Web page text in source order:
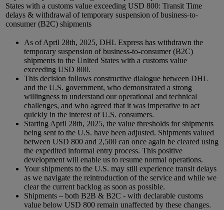
States with a customs value exceeding USD 800: Transit Time
delays & withdrawal of temporary suspension of business-to-
consumer (B2C) shipments
As of April 28th, 2025, DHL Express has withdrawn the
temporary suspension of business-to-consumer (B2C)
shipments to the United States with a customs value
exceeding USD 800.
This decision follows constructive dialogue between DHL
and the U.S. government, who demonstrated a strong
willingness to understand our operational and technical
challenges, and who agreed that it was imperative to act
quickly in the interest of U.S. consumers.
Starting April 28th, 2025, the value thresholds for shipments
being sent to the U.S. have been adjusted. Shipments valued
between USD 800 and 2,500 can once again be cleared using
the expedited informal entry process. This positive
development will enable us to resume normal operations.
Your shipments to the U.S. may still experience transit delays
as we navigate the reintroduction of the service and while we
clear the current backlog as soon as possible.
Shipments – both B2B & B2C - with declarable customs
value below USD 800 remain unaffected by these changes.